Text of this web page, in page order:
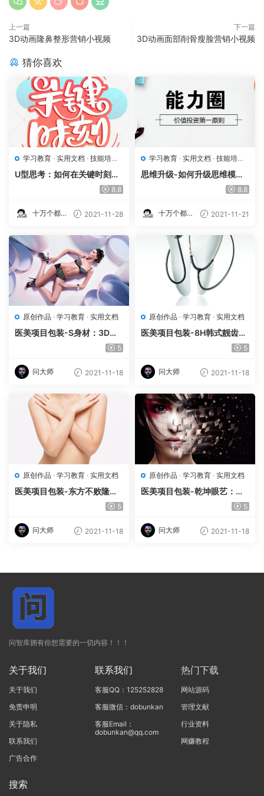
上一篇
3D动画隆鼻整形营销小视频
下一篇
3D动画面部削骨瘦脸营销小视频
猜你喜欢
学习教育 · 实用文档 · 技能培训
视频教程
U型思考：如何在关键时刻做
8.8
十万个都知
2021-11-28
学习教育 · 实用文档 · 技能培训
视频教程
思维升级-如何升级思维模型
追求复利人生视频课Mp4 8.8
十万个都知
2021-11-21
原创作品 · 学习教育 · 实用文档
医美项目包装-S身材：3D魔
5
问大师 2021-11-18
原创作品 · 学习教育 · 实用文档
医美项目包装-8H韩式靓齿do
5
问大师 2021-11-18
原创作品 · 学习教育 · 实用文档
医美项目包装-东方不败隆胸
5
问大师 2021-11-18
原创作品 · 学习教育 · 实用文档
医美项目包装-乾坤眼艺：双
5
问大师 2021-11-18
问智库拥有你想需要的一切内容！！！
关于我们
关于我们
免责申明
关于隐私
联系我们
广告合作
联系我们
客服QQ：125252828
客服微信：dobunkan
客服Email：
dobunkan@qq.com
热门下载
网站源码
管理文献
行业资料
网赚教程
搜索